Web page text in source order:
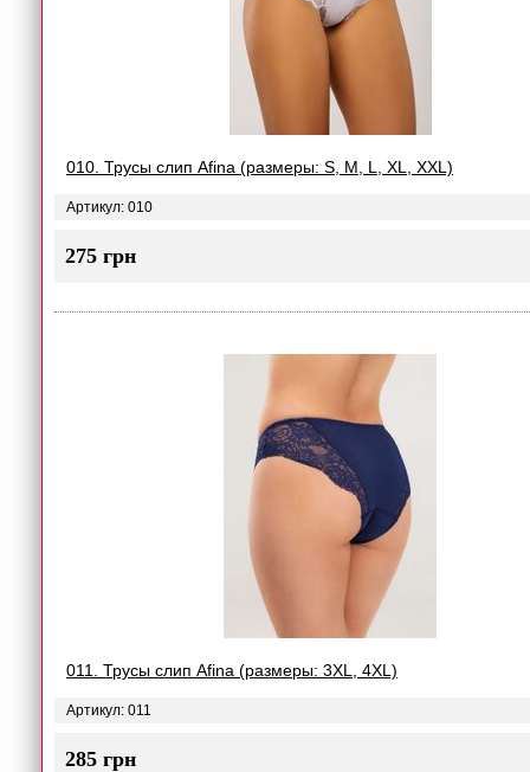
010. Трусы слип Afina (размеры: S, M, L, XL, XXL)
Артикул: 010
275 грн
011. Трусы слип Afina (размеры: 3XL, 4XL)
Артикул: 011
285 грн